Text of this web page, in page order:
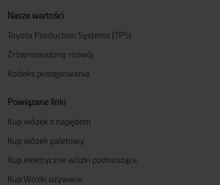
Nasze wartości
Toyota Production Systems (TPS)
Zrównoważony rozwój
Kodeks postępowania
Powiązane linki
Kup wózek z napędem
Kup wózek paletowy
Kup elektryczne wózki podnoszące
Kup Wózki używane